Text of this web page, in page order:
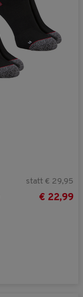
statt € 29,95
€ 22,99